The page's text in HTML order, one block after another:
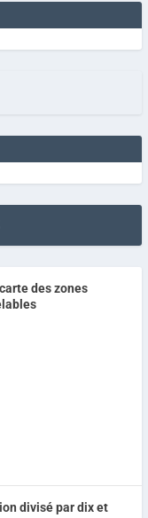
des zones
divisé par dix et